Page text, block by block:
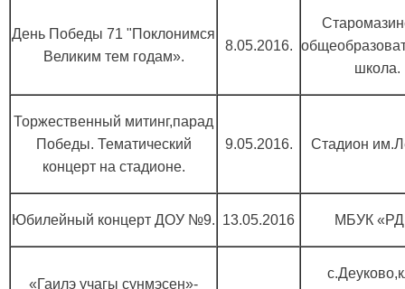
День Победы 71 "Поклонимся
Великим тем годам».
8.05.2016.
школа.
Торжественный митинг,парад
Победы. Тематический
концерт на стадионе.
9.05.2016. Стадион
Юбилейный концерт ДОУ №9. 13.05.2016 МБУК
«Гаилэ учагы сунмэсен»-